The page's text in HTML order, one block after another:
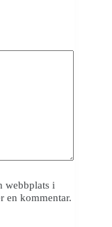
webbplats i
en kommentar.